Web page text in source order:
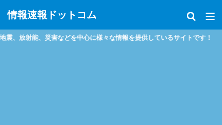
情報速報ドットコム
を中心に様々な情報を提供しているサイトです！